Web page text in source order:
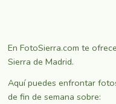
En FotoSierra.com te
Sierra de Madrid.
Aquí puedes enfrontar
de fin de semana sobre: